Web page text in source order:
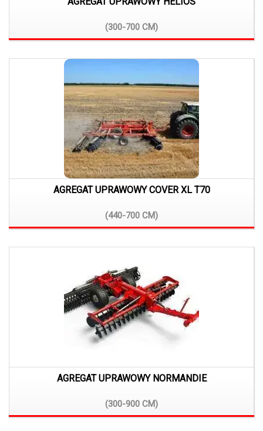
(300-700 CM)
AGREGAT UPRAWOWY COVER XL T70
(440-700 CM)
AGREGAT UPRAWOWY NORMANDIE
(300-900 CM)